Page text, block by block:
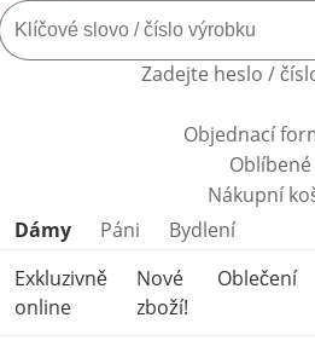
Zadejte heslo /
Objednací
Oblíbené
Nákupní
Přeskočit kategorie produktů
Dámy Páni
Bydlení
Exkluzivně
online
Nové
zboží!
Oblečení